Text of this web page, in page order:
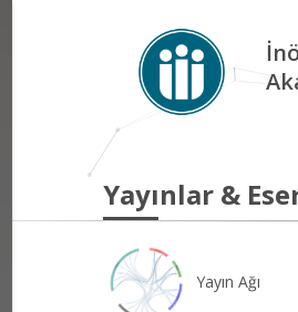
Yayınlar &
Yayın Ağı